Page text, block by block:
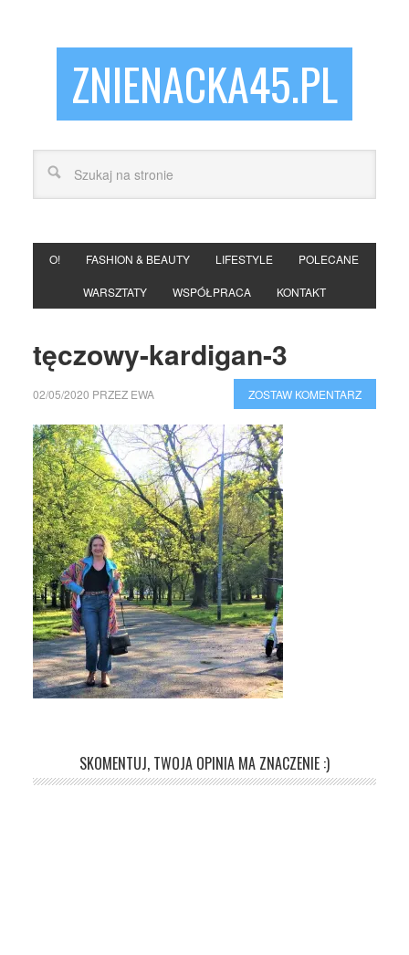
ZNIENACKA45.PL
O! FASHION & BEAUTY LIFESTYLE POLECANE
WARSZTATY WSPÓŁPRACA KONTAKT
tęczowy-kardigan-3
02/05/2020 PRZEZ EWA ZOSTAW KOMENTARZ
SKOMENTUJ, TWOJA OPINIA MA ZNACZENIE :)